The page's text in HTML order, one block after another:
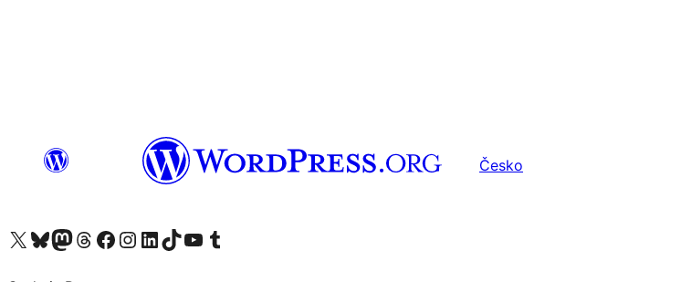
Česko
Navštivte náš účet na X (dříve Twitter)
Navštivte náš Bluesky účetNavštivte náš účet Mastodon
Navštivte náš Threads účetNavštivte naši stránku na Facebooku
Navštivte náš Instagram účetNavštivte náš LinkedIn účetNavštivte náš TikTok účetNavštivte náš YouTube kanálNavštivte náš Tumblr účet